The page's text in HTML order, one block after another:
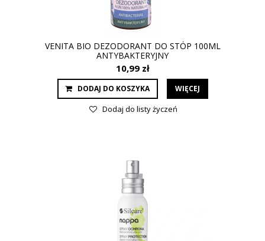
VENITA BIO DEZODORANT DO STÓP 100ML
ANTYBAKTERYJNY
10,99 zł
DODAJ DO KOSZYKA WIĘCEJ
Dodaj do listy życzeń